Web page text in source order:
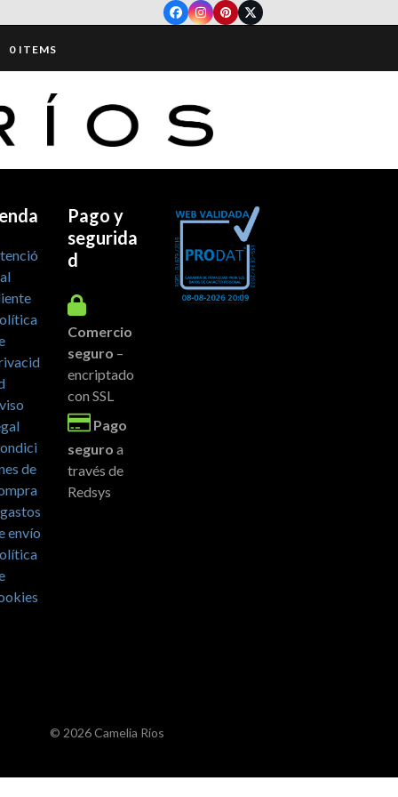
FacebookInstagram
Pinterest
Twitter
0 ITEMS
de
envío
Pago y
segurida
d
Comercio
seguro –
encriptado
con SSL
Pago
seguro a
través de
Redsys
© 2026 Camelia Ríos